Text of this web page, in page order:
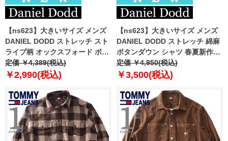
【ns623】大きいサイズ メンズ
DANIEL DODD ストレッチ スト
ライプ柄 オックスフォード ボタ
ンダウン シャツ 春夏新作 azsh-
260101 【fre】
定価 ￥4,389(税込)
￥2,990(税込)
【ns623】大きいサイズ メンズ
DANIEL DODD ストレッチ 綿麻
ボタンダウン シャツ 春夏新作
azsh-260102 【fre】
定価 ￥4,950(税込)
￥3,500(税込)